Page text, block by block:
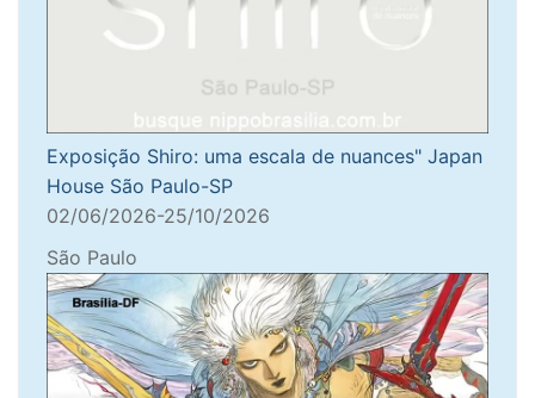
Exposição Shiro: uma escala de nuances" Japan
House São Paulo-SP
02/06/2026-25/10/2026
São Paulo